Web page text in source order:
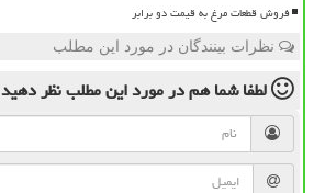
فروش قطعات مرغ به قیمت دو برابر
نظرات بینندگان در مورد این مطلب
لطفا شما همدر مورد این مطلبنظر دهید